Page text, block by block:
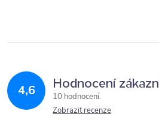
4,6 Hodnocení
10 hodnocení
Zobrazit recenze